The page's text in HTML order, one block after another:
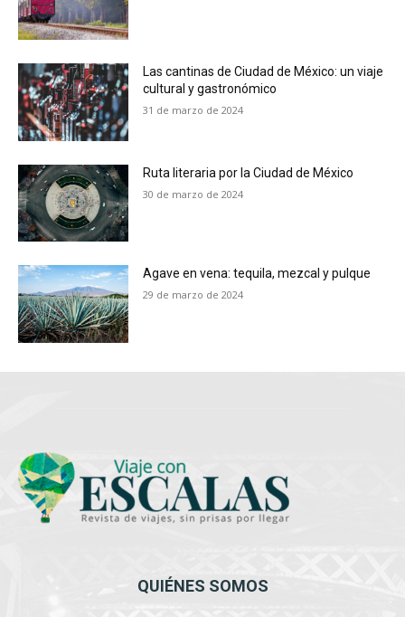
Las cantinas de Ciudad de México: un viaje
cultural y gastronómico
31 de marzo de 2024
Ruta literaria por la Ciudad de México
30 de marzo de 2024
Agave en vena: tequila, mezcal y pulque
29 de marzo de 2024
QUIÉNES SOMOS